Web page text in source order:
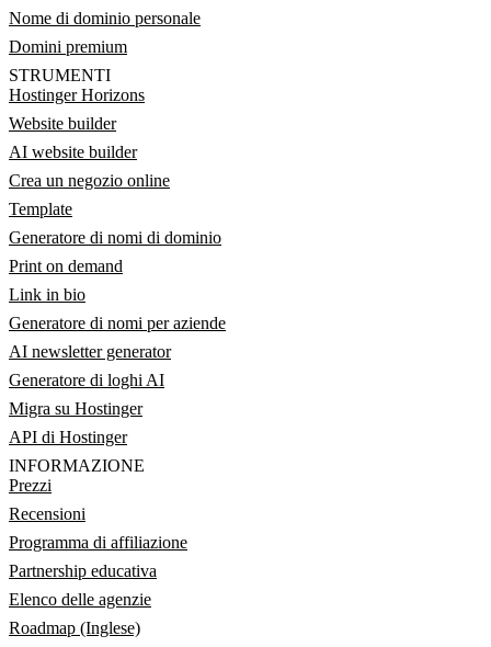
Nome di dominio personale
Domini premium
STRUMENTI
Hostinger Horizons
Website builder
AI website builder
Crea un negozio online
Template
Generatore di nomi di dominio
Print on demand
Link in bio
Generatore di nomi per aziende
AI newsletter generator
Generatore di loghi AI
Migra su Hostinger
API di Hostinger
INFORMAZIONE
Prezzi
Recensioni
Programma di affiliazione
Partnership educativa
Elenco delle agenzie
Roadmap (Inglese)